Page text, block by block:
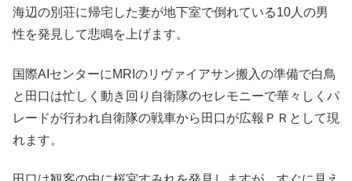
海辺の別荘に帰宅した妻が地下室で倒れている10人の男
性を発見して悲鳴を上げます。
国際AIセンターにMRIのリヴァイアサン搬入の準備で白鳥
と田口は忙しく動き回り自衛隊のセレモニーで華々しくパ
レードが行われ自衛隊の戦車から田口が広報ＰＲとして現
れます。